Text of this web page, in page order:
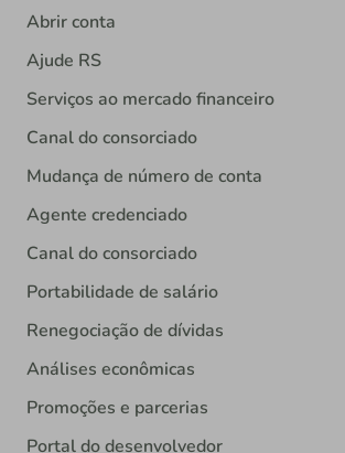
Abrir conta
Ajude RS
Serviços ao mercado financeiro
Canal do consorciado
Mudança de número de conta
Agente credenciado
Canal do consorciado
Portabilidade de salário
Renegociação de dívidas
Análises econômicas
Promoções e parcerias
Portal do desenvolvedor